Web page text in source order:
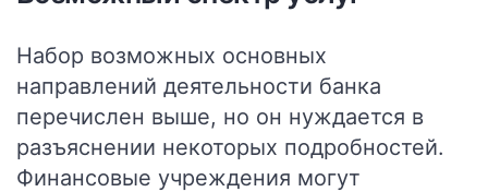
Набор возможных основных
направлений деятельности банка
перечислен выше, но он нуждается в
разъяснении некоторых подробностей.
Финансовые учреждения могут